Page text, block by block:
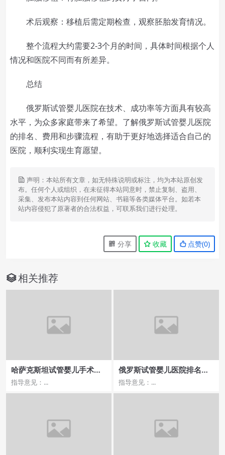
术后观察：移植后需定期检查，观察胚胎发育情况。
整个流程大约需要2-3个月的时间，具体时间根据个人
情况和医院不同而有所差异。
总结
俄罗斯试管婴儿医院在技术、成功率等方面具有较高
水平，为众多家庭带来了希望。了解俄罗斯试管婴儿医院
的排名、费用和步骤流程，有助于更好地选择适合自己的
医院，顺利实现生育愿望。
声明：本站所有文章，如无特殊说明或标注，均为本站原创发
布。任何个人或组织，在未征得本站同意时，禁止复制、盗用、
采集、发布本站内容到任何网站、书籍等各类媒体平台。如若本
站内容侵犯了原著者的合法权益，可联系我们进行处理。
分享 收藏 点赞(0)
相关推荐
哈萨克斯坦试管婴儿手术，
靠谱选择揭秘
指导意见：...
俄罗斯试管婴儿医院排名靠
前的费用与流程
指导意见：...